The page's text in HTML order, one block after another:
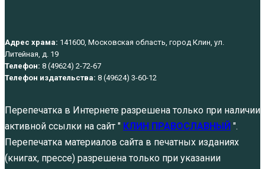
Адрес храма: 141600, Московская область, город Клин, ул.
Литейная, д. 19
Телефон: 8 (49624) 2-72-67
Телефон издательства: 8 (49624) 3-60-12
Перепечатка в Интернете разрешена только при наличии
активной ссылки на сайт " КЛИН ПРАВОСЛАВНЫЙ ".
Перепечатка материалов сайта в печатных изданиях
(книгах, прессе) разрешена только при указании